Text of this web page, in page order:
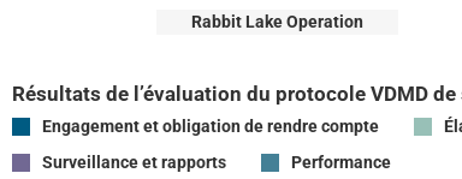
Rabbit Lake Operation
Résultats de l’évaluation du protocole VDMD
Engagement et obligation de rendre compte
Surveillance et rapports
Performance